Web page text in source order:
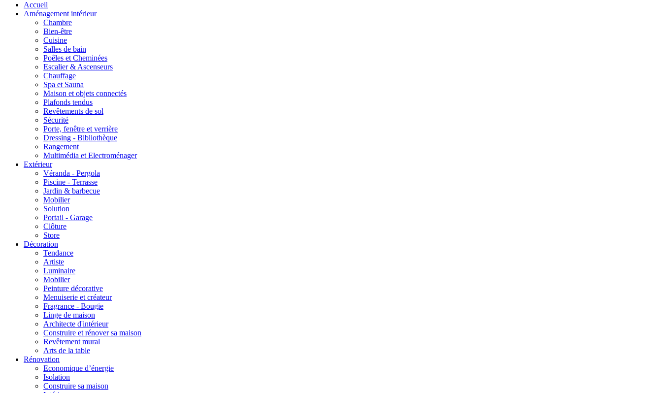
Accueil
Aménagement intérieur
Chambre
Bien-être
Cuisine
Salles de bain
Poêles et Cheminées
Escalier & Ascenseurs
Chauffage
Spa et Sauna
Maison et objets connectés
Plafonds tendus
Revêtements de sol
Sécurité
Porte, fenêtre et verrière
Dressing - Bibliothèque
Rangement
Multimédia et Electroménager
Extérieur
Véranda - Pergola
Piscine - Terrasse
Jardin & barbecue
Mobilier
Solution
Portail - Garage
Clôture
Store
Décoration
Tendance
Artiste
Luminaire
Mobilier
Peinture décorative
Menuiserie et créateur
Fragrance - Bougie
Linge de maison
Architecte d'intérieur
Construire et rénover sa maison
Revêtement mural
Arts de la table
Rénovation
Economique d’énergie
Isolation
Construire sa maison